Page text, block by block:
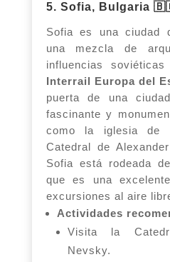
5. Sofia, Bulgaria
Sofia es una ciudad
una mezcla de
influencias
Interrail Europa del
puerta de una
fascinante y
como la iglesia de
Catedral de
Sofia está rodeada
que es una
excursiones al aire
Actividades
Visita la
Nevsky.